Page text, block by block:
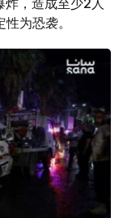
炸，造成至少2人
为恐袭。